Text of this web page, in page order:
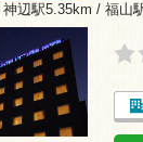
神辺駅5.35km / 福山